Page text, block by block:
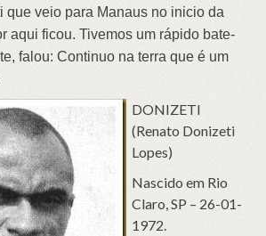
que veio para Manaus no inicio da
aqui ficou. Tivemos um rápido bate-
falou: Continuo na terra que é um
DONIZETI
(Renato Donizeti
Lopes)
Nascido em Rio
Claro, SP – 26-01-
1972.